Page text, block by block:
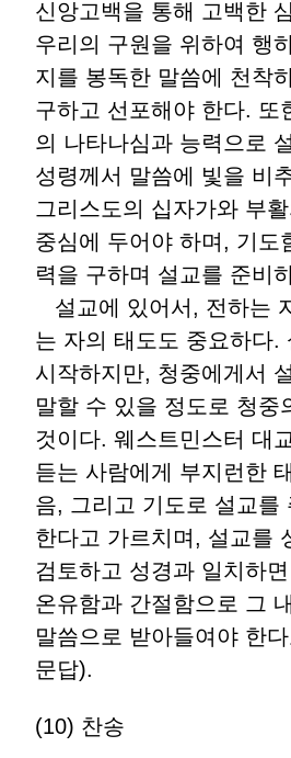
신앙고백을 통해 고백한
우리의 구원을 위하여 행
지를 봉독한 말씀에 천착
구하고 선포해야 한다. 또
의 나타나심과 능력으로
성령께서 말씀에 빛을 비
그리스도의 십자가와 부
중심에 두어야 하며, 기도
력을 구하며 설교를 준비
설교에 있어서, 전하는
는 자의 태도도 중요하다.
시작하지만, 청중에게서
말할 수 있을 정도로 청중
것이다. 웨스트민스터 대
듣는 사람에게 부지런한
음, 그리고 기도로 설교를
한다고 가르치며, 설교를
검토하고 성경과 일치하
온유함과 간절함으로 그
말씀으로 받아들여야 한
문답).
(10) 찬송